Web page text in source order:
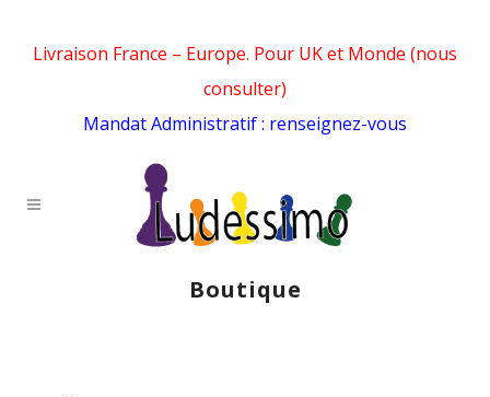
Livraison France – Europe. Pour UK et Monde (nous
consulter)
Mandat Administratif : renseignez-vous
Boutique